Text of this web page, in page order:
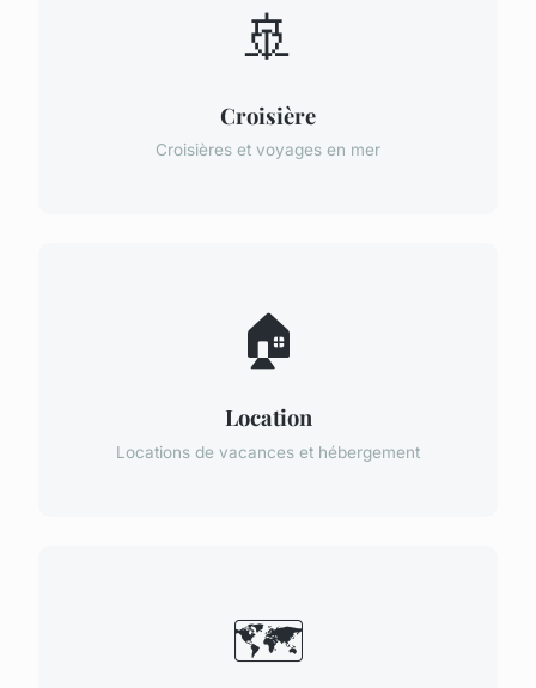
🚢
Croisière
Croisières et voyages en mer
🏠
Location
Locations de vacances et hébergement
🗺️